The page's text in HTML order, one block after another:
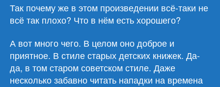
Так почему же в этом произведении всё-таки не
всё так плохо? Что в нём есть хорошего?
А вот много чего. В целом оно доброе и
приятное. В стиле старых детских книжек. Да-
да, в том старом советском стиле. Даже
несколько забавно читать нападки на времена